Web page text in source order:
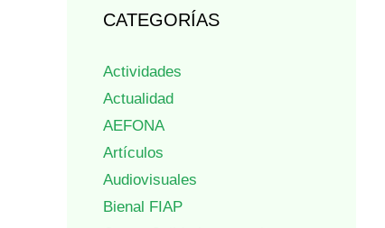
CATEGORÍAS
Actividades
Actualidad
AEFONA
Artículos
Audiovisuales
Bienal FIAP